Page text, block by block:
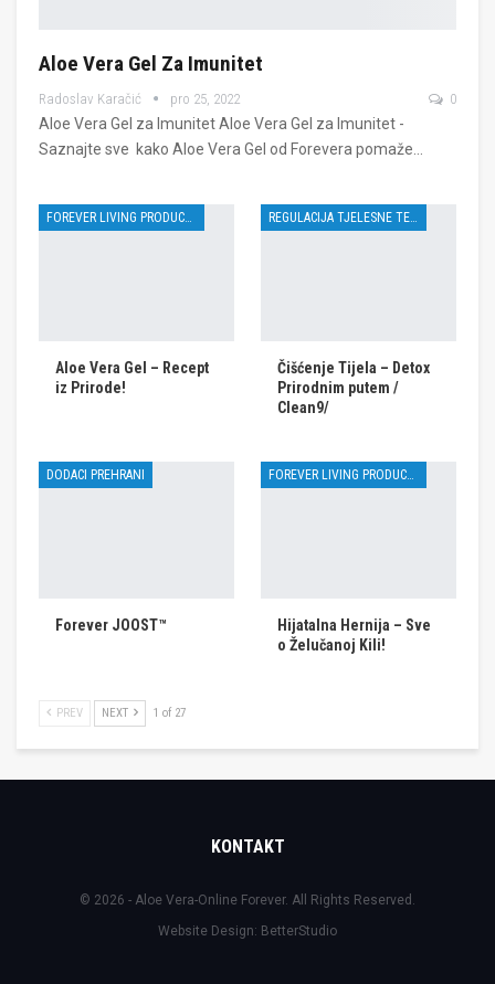
Aloe Vera Gel Za Imunitet
Radoslav Karačić pro 25, 2022 0
Aloe Vera Gel za Imunitet Aloe Vera Gel za Imunitet -
Saznajte sve kako Aloe Vera Gel od Forevera pomaže…
FOREVER LIVING PRODUCTS
Aloe Vera Gel – Recept
iz Prirode!
REGULACIJA TJELESNE TEŽINE
Čišćenje Tijela – Detox
Prirodnim putem /
Clean9/
DODACI PREHRANI
Forever JOOST™
Hijatalna Hernija – Sve
o Želučanoj Kili!
PREV NEXT 1 of 27
KONTAKT
© 2026 - Aloe Vera-Online Forever. All Rights Reserved.
Website Design: BetterStudio